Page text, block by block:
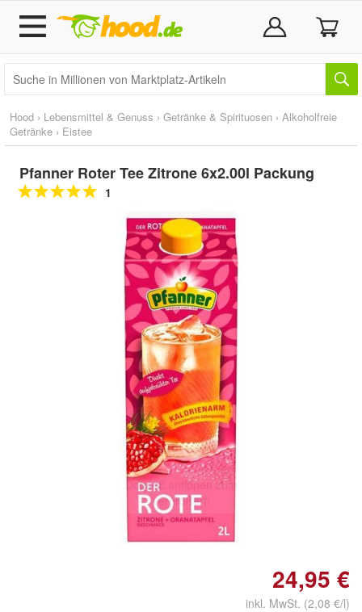
Hood › Lebensmittel & Genuss › Getränke & Spirituosen › Alkoholfreie
Getränke › Eistee
Pfanner Roter Tee Zitrone 6x2.00l Packung
1
Doppelt antippen zum
vergrößern
24,95 €
inkl. MwSt. (2,08 €/l)